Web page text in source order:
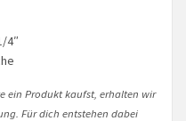
4″
ein Produkt kaufst, erhalten wir
Für dich entstehen dabei